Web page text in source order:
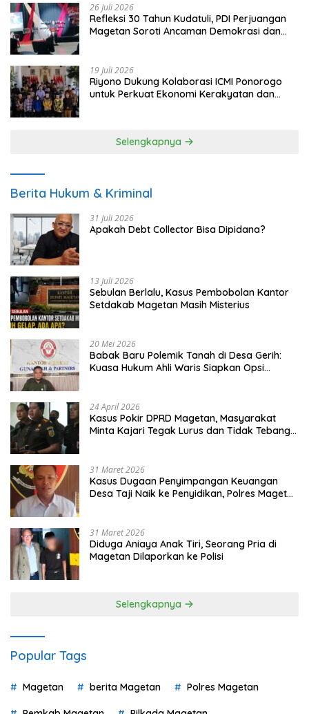
26 Juli 2026
Refleksi 30 Tahun Kudatuli, PDI Perjuangan
Magetan Soroti Ancaman Demokrasi dan
19 Juli 2026
Riyono Dukung Kolaborasi ICMI Ponorogo
untuk Perkuat Ekonomi Kerakyatan dan
Selengkapnya
Berita Hukum & Kriminal
31 Juli 2026
Apakah Debt Collector Bisa Dipidana?
13 Juli 2026
Sebulan Berlalu, Kasus Pembobolan Kantor
Setdakab Magetan Masih Misterius
20 Mei 2026
Babak Baru Polemik Tanah di Desa Gerih:
Kuasa Hukum Ahli Waris Siapkan Opsi
24 April 2026
Kasus Pokir DPRD Magetan, Masyarakat
Minta Kajari Tegak Lurus dan Tidak Tebang
31 Maret 2026
Kasus Dugaan Penyimpangan Keuangan
Desa Taji Naik ke Penyidikan, Polres Magetan
31 Maret 2026
Diduga Aniaya Anak Tiri, Seorang Pria di
Magetan Dilaporkan ke Polisi
Selengkapnya
Popular Tags
Magetan berita Magetan Polres Magetan